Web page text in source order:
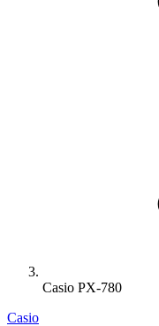
Casio PX-780
Casio